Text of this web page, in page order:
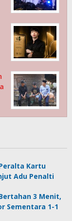
Kartu
Adu Penalti
3 Menit,
Sementara 1-1